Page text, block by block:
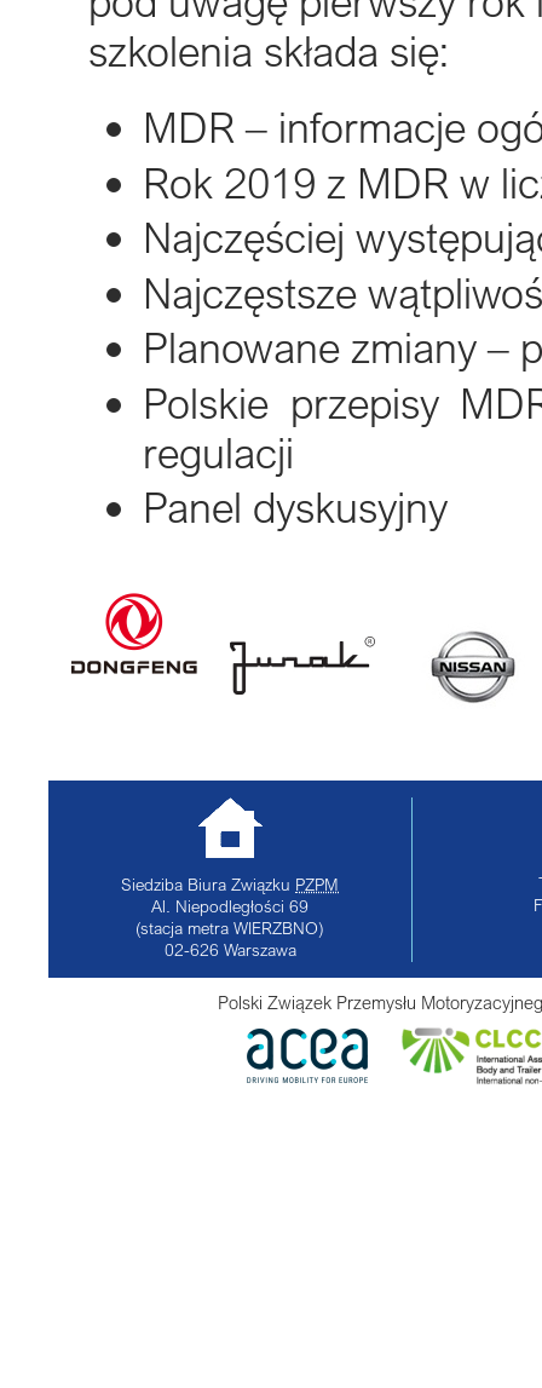
szkolenia składa się:
MDR – informacje
Rok 2019 z MDR w
Najczęściej
Najczęstsze
Planowane zmiany –
Polskie przepisy
regulacji
Panel dyskusyjny
Siedziba Biura Związku PZPM
Al. Niepodległości 69
(stacja metra WIERZBNO)
02-626 Warszawa
Polski Związek Przemysłu